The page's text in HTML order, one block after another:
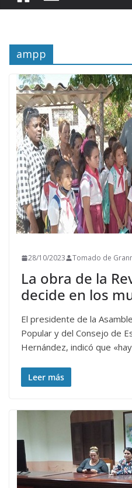
ampp
28/10/2023 Tomado de
La obra de la
decide en los
El presidente de la
Popular y del Consejo de
Hernández, indicó que «hay
Leer más